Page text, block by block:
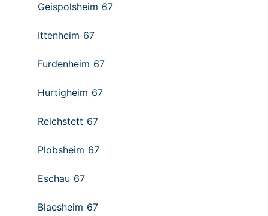
Geispolsheim 67
Ittenheim 67
Furdenheim 67
Hurtigheim 67
Reichstett 67
Plobsheim 67
Eschau 67
Blaesheim 67